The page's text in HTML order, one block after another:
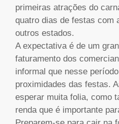
primeiras atrações do
quatro dias de festas com
outros estados.
A expectativa é de um
faturamento dos
informal que nesse
proximidades das festas.
esperar muita folia, como
renda que é importante